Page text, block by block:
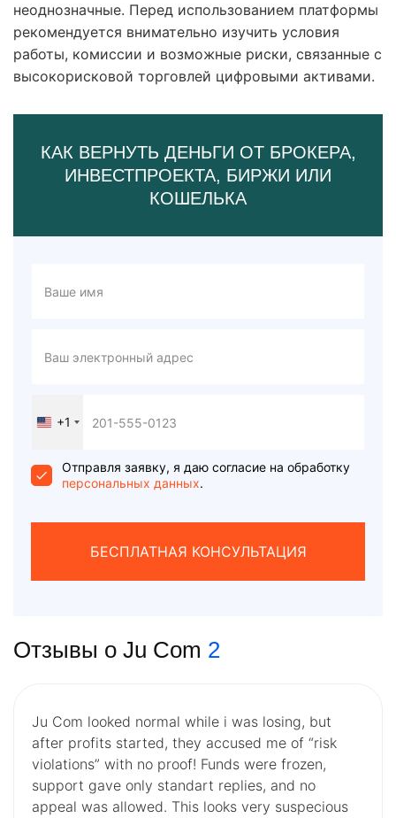
неоднозначные. Перед использованием платформы
рекомендуется внимательно изучить условия
работы, комиссии и возможные риски, связанные с
высокорисковой торговлей цифровыми активами.
КАК ВЕРНУТЬ ДЕНЬГИ ОТ БРОКЕРА,
ИНВЕСТПРОЕКТА, БИРЖИ ИЛИ
КОШЕЛЬКА
United
+1
+1
Отправля заявку, я даю согласие на обработку
персональных данных.
БЕСПЛАТНАЯ КОНСУЛЬТАЦИЯ
Отзывы о Ju Com 2
Ju Com looked normal while i was losing, but
after profits started, they accused me of “risk
violations” with no proof! Funds were frozen,
support gave only standart replies, and no
appeal was allowed. This looks very suspecious